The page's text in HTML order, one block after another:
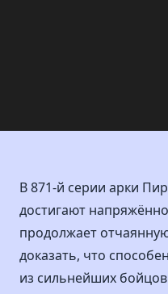
В 871-й серии арки
достигают
продолжает
доказать, что
из сильнейших